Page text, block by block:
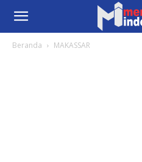
Beranda MAKASSAR